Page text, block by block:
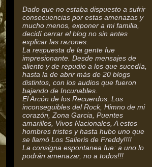
Dado que no estaba dispuesto a sufrir
consecuencias por estas amenazas y
mucho menos, exponer a mi familia,
decidí cerrar el blog no sin antes
explicar las razones.
La respuesta de la gente fue
impresionante. Desde mensajes de
aliento y de repudio a los que sucedía,
hasta la de abrir más de 20 blogs
distintos, con los audios que fueron
bajando de Incunables.
El Arcón de los Recuerdos, Los
inconseguibles del Rock, Himno de mi
corazón, Zona Garcia, Puentes
amarillos, Vivos Nacionales, A estos
hombres tristes y hasta hubo uno que
se llamó Los Salieris de Freddy!!!!
La consigna espontanea fue: a uno lo
podrán amenazar, no a todos!!!